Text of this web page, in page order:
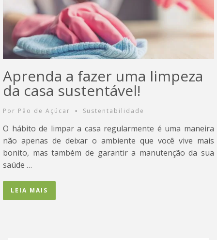
Aprenda a fazer uma limpeza
da casa sustentável!
Por Pão de Açúcar • Sustentabilidade
O hábito de limpar a casa regularmente é uma maneira
não apenas de deixar o ambiente que você vive mais
bonito, mas também de garantir a manutenção da sua
saúde …
LEIA MAIS